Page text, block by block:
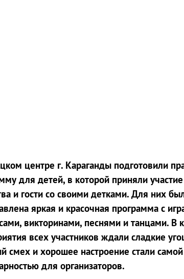
центре г. Караганды подготовили
для детей, в которой приняли
и гости со своими детками. Для них
яркая и красочная программа с
викторинами, песнями и танцами. В
всех участников ждали сладкие
смех и хорошее настроение стали
для организаторов.